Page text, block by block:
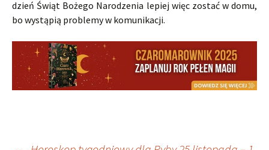
dzień Świąt Bożego Narodzenia lepiej więc zostać w domu,
bo wystąpią problemy w komunikacji.